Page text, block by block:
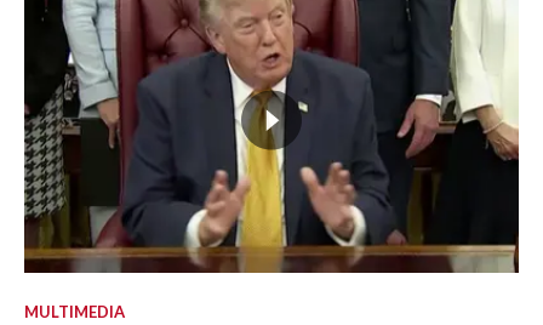
MULTIMEDIA